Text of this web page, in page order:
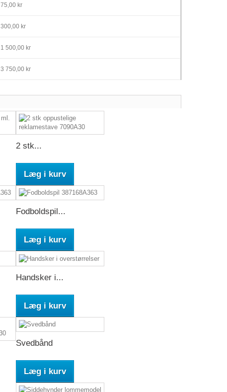
75,00 kr
300,00 kr
1 500,00 kr
3 750,00 kr
2 stk...
Læg i kurv
Fodboldspil...
Læg i kurv
Handsker i...
Læg i kurv
Svedbånd
Læg i kurv